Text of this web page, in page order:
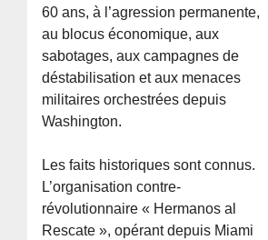
60 ans, à l’agression permanente,
au blocus économique, aux
sabotages, aux campagnes de
déstabilisation et aux menaces
militaires orchestrées depuis
Washington.
Les faits historiques sont connus.
L’organisation contre-
révolutionnaire « Hermanos al
Rescate », opérant depuis Miami